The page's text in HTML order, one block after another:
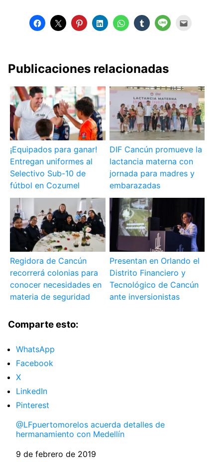
Publicaciones relacionadas
¡Equipados para ganar!
Entregan uniformes al
Selectivo Sub-10 de
fútbol en Cozumel
DIF Cancún promueve la
lactancia materna con
jornada para madres y
embarazadas
Regidora de Cancún
recorrerá colonias para
conocer necesidades en
materia de seguridad
Presentan en Orlando el
Distrito Financiero y
Tecnológico de Cancún
ante inversionistas
Comparte esto:
WhatsApp
Facebook
X
LinkedIn
Pinterest
@LFpuertomorelos acuerda detalles de
hermanamiento con Medellín
Fecha
9 de febrero de 2019